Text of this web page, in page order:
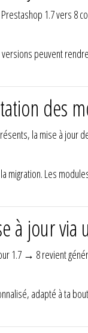
1.7 vers 8
peuvent
des
la mise à jour
migration. Les
à jour via
1.7 → 8 revient
adapté à ta